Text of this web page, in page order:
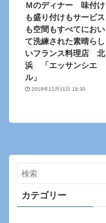
Ｍのディナー 味付け
も盛り付けもサービス
も空間もすべてにおい
て洗練された素晴らし
いフランス料理店 北
浜 「エッサンシエ
ル」
2018年12月11日 18:30
カテゴリー